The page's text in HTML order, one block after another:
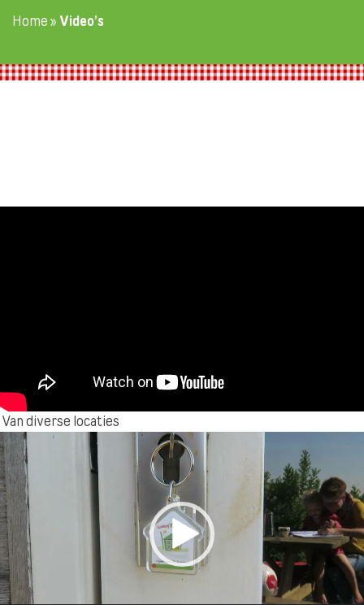
Home» Video’s
Van diverse locaties
Videospeler